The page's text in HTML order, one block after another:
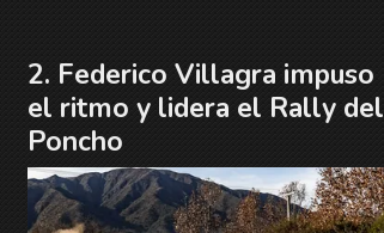
Federico Villagra impuso
el ritmo y lidera el Rally del
Poncho